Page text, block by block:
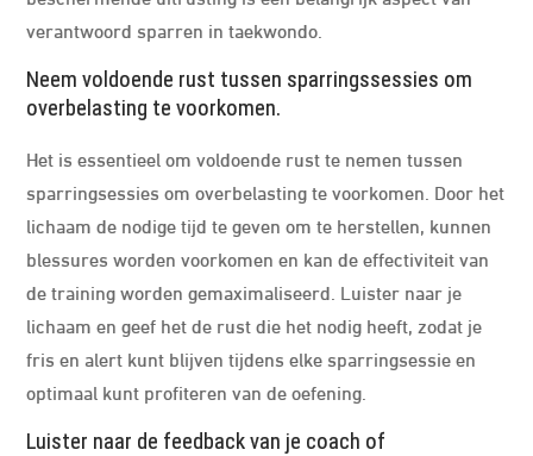
verantwoord sparren in taekwondo.
Neem voldoende rust tussen sparringssessies om
overbelasting te voorkomen.
Het is essentieel om voldoende rust te nemen tussen
sparringsessies om overbelasting te voorkomen. Door het
lichaam de nodige tijd te geven om te herstellen, kunnen
blessures worden voorkomen en kan de effectiviteit van
de training worden gemaximaliseerd. Luister naar je
lichaam en geef het de rust die het nodig heeft, zodat je
fris en alert kunt blijven tijdens elke sparringsessie en
optimaal kunt profiteren van de oefening.
Luister naar de feedback van je coach of